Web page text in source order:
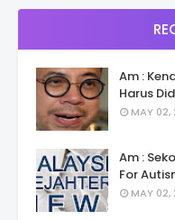
Am :
Harus
MAY 02,
Am :
For
MAY 02,